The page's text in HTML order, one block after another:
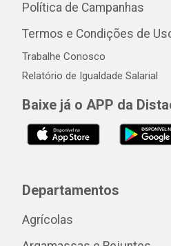
Política de Campanhas
Termos e Condições de
Trabalhe Conosco
Relatório de Igualdade Salarial
Baixe já o APP da
Departamentos
Agrícolas